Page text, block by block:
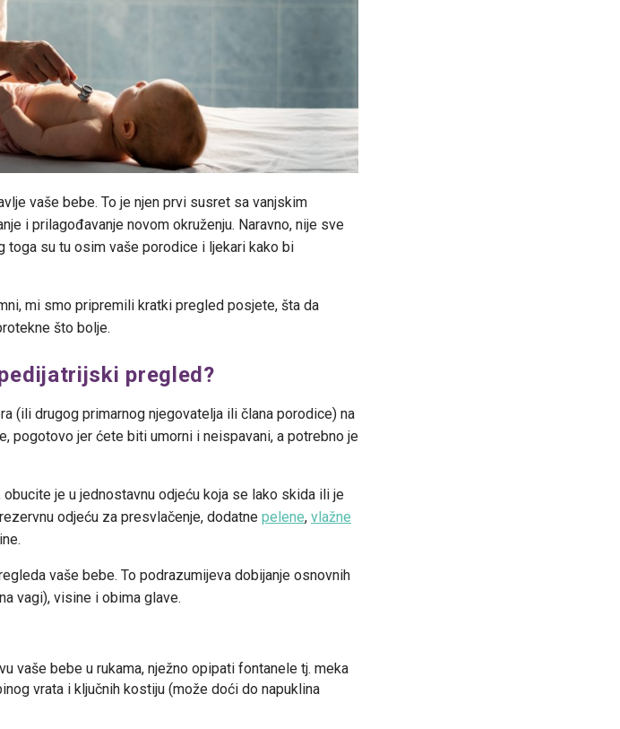
vaše bebe. To je njen prvi susret sa vanjskim
i prilagođavanje novom okruženju. Naravno, nije sve
toga su tu osim vaše porodice i ljekari kako bi
mi smo pripremili kratki pregled posjete, šta da
što bolje.
pregled?
(ili drugog primarnog njegovatelja ili člana porodice) na
pogotovo jer ćete biti umorni i neispavani, a potrebno je
je u jednostavnu odjeću koja se lako skida ili je
odjeću za presvlačenje, dodatne pelene, vlažne
vaše bebe. To podrazumijeva dobijanje osnovnih
vagi), visine i obima glave.
vaše bebe u rukama, nježno opipati fontanele tj. meka
vrata i ključnih kostiju (može doći do napuklina